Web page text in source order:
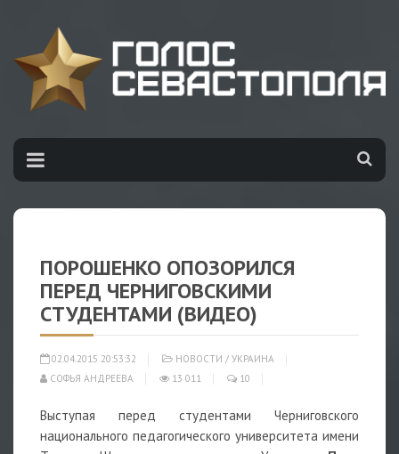
ПОРОШЕНКО ОПОЗОРИЛСЯ
ПЕРЕД ЧЕРНИГОВСКИМИ
СТУДЕНТАМИ (ВИДЕО)
02.04.2015 20:53:32 НОВОСТИ / УКРАИНА
СОФЬЯ АНДРЕЕВА
13 011 10
Выступая перед студентами Черниговского
национального педагогического университета имени